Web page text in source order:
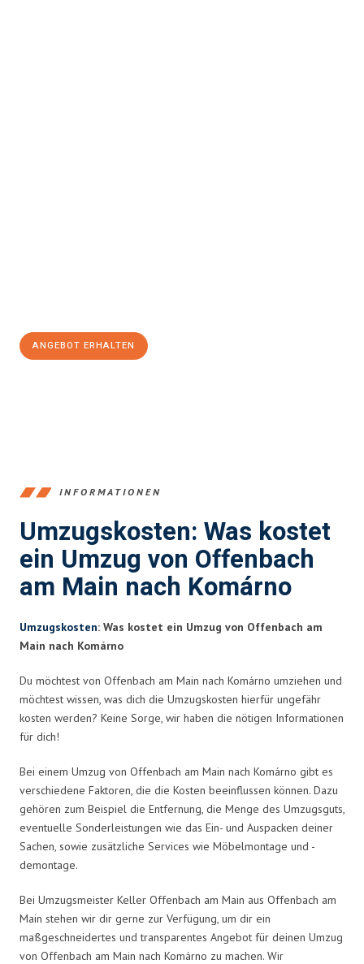
ANGEBOT ERHALTEN
INFORMATIONEN
Umzugskosten: Was kostet
ein Umzug von Offenbach
am Main nach Komárno
Umzugskosten: Was kostet ein Umzug von Offenbach am
Main nach Komárno
Du möchtest von Offenbach am Main nach Komárno umziehen und
möchtest wissen, was dich die Umzugskosten hierfür ungefähr
kosten werden? Keine Sorge, wir haben die nötigen Informationen
für dich!
Bei einem Umzug von Offenbach am Main nach Komárno gibt es
verschiedene Faktoren, die die Kosten beeinflussen können. Dazu
gehören zum Beispiel die Entfernung, die Menge des Umzugsguts,
eventuelle Sonderleistungen wie das Ein- und Auspacken deiner
Sachen, sowie zusätzliche Services wie Möbelmontage und -
demontage.
Bei Umzugsmeister Keller Offenbach am Main aus Offenbach am
Main stehen wir dir gerne zur Verfügung, um dir ein
maßgeschneidertes und transparentes Angebot für deinen Umzug
von Offenbach am Main nach Komárno zu machen. Wir